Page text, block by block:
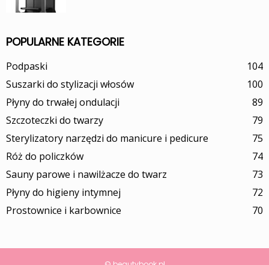
POPULARNE KATEGORIE
Podpaski
104
Suszarki do stylizacji włosów
100
Płyny do trwałej ondulacji
89
Szczoteczki do twarzy
79
Sterylizatory narzędzi do manicure i pedicure
75
Róż do policzków
74
Sauny parowe i nawilżacze do twarz
73
Płyny do higieny intymnej
72
Prostownice i karbownice
70